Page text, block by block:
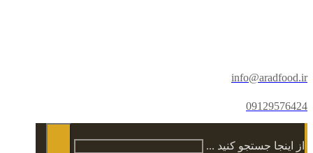
info@aradfood.ir
09129576424
از اینجا جستجو کنید ...